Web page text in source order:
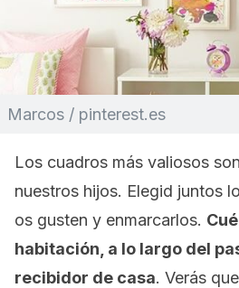
Marcos / pinterest.es
Los cuadros más valiosos
nuestros hijos. Elegid juntos
os gusten y enmarcarlos.
habitación, a lo largo del
recibidor de casa. Verás